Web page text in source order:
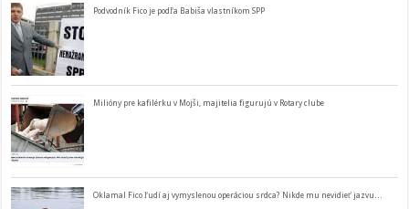
Podvodník Fico je podľa Babiša vlastníkom SPP
Milióny pre kafilérku v Mojši, majitelia figurujú v Rotary clube
Oklamal Fico ľudí aj vymyslenou operáciou srdca? Nikde mu nevidieť jazvu…